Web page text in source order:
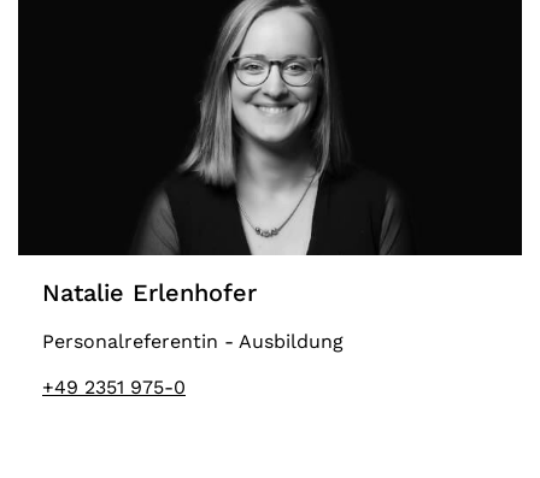
Natalie Erlenhofer
Personalreferentin - Ausbildung
+49 2351 975-0